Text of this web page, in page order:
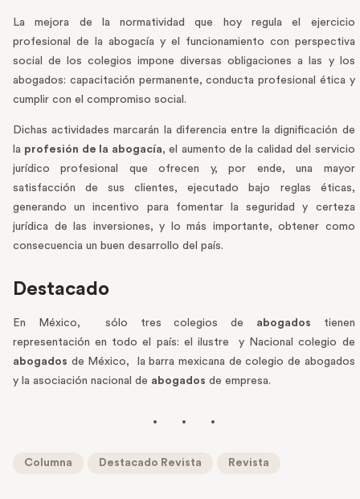
La mejora de la normatividad que hoy regula el ejercicio
profesional de la abogacía y el funcionamiento con perspectiva
social de los colegios impone diversas obligaciones a las y los
abogados: capacitación permanente, conducta profesional ética y
cumplir con el compromiso social.
Dichas actividades marcarán la diferencia entre la dignificación de
la profesión de la abogacía, el aumento de la calidad del servicio
jurídico profesional que ofrecen y, por ende, una mayor
satisfacción de sus clientes, ejecutado bajo reglas éticas,
generando un incentivo para fomentar la seguridad y certeza
jurídica de las inversiones, y lo más importante, obtener como
consecuencia un buen desarrollo del país.
Destacado
En México, sólo tres colegios de abogados tienen
representación en todo el país: el ilustre y Nacional colegio de
abogados de México, la barra mexicana de colegio de abogados
y la asociación nacional de abogados de empresa.
Columna Destacado Revista Revista